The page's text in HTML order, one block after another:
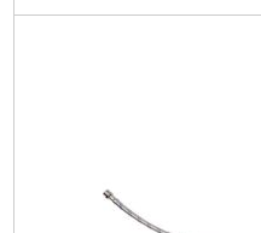
Код товара: 29.50.68